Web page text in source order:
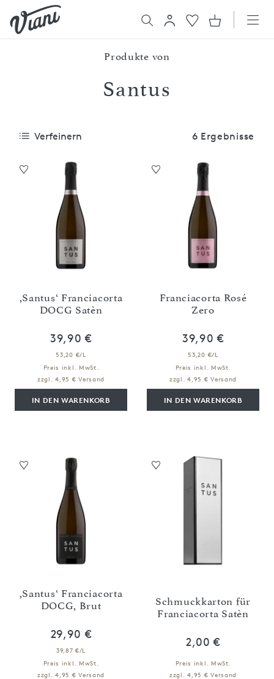
Produkte von
Santus
Verfeinern 6 Ergebnisse
,Santus‘ Franciacorta
DOCG Satèn
39,90 €
53,20 €/L
Preis inkl. MwSt.
zzgl. 4,95 € Versand
IN DEN WARENKORB
Franciacorta Rosé
Zero
39,90 €
53,20 €/L
Preis inkl. MwSt.
zzgl. 4,95 € Versand
IN DEN WARENKORB
,Santus‘ Franciacorta
DOCG, Brut
29,90 €
39,87 €/L
Preis inkl. MwSt.
zzgl. 4,95 € Versand
Schmuckkarton für
Franciacorta Satèn
2,00 €
Preis inkl. MwSt.
zzgl. 4,95 € Versand